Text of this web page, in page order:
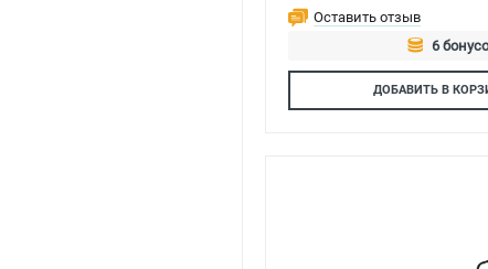
Оставить отзыв
6
ДОБАВИТЬВ